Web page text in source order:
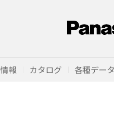
報 カタログ 各種データ